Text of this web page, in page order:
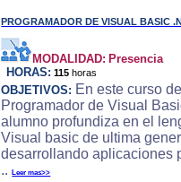
PROGRAMADOR DE VISUAL BASIC
MODALIDAD: Presencia
HORAS: 115 horas
OBJETIVOS: En este curso de
Programador de Visual
alumno profundiza en el
Visual basic de ultima
desarrollando aplicaciones
..Leer mas>>